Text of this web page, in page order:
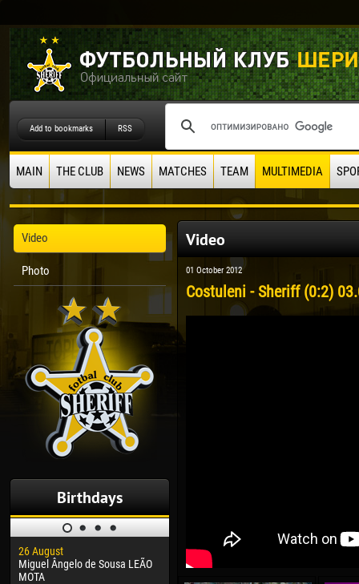
Add to bookmarks RSS
MAIN THE CLUB NEWS MATCHES TEAM MULTIMEDIA
Video
Photo
Birthdays
26 August
Miguel Ângelo de Sousa LEÃO
MOTA
30 January
Dhoraso Moreo KLAS
04
Video
01 October 2012
Costuleni - Sheriff (0:2)